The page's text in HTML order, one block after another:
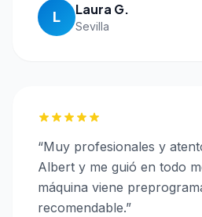
L Laura G.
Sevilla
“Muy profesionales y
Albert y me guió en todo
máquina viene
recomendable.”